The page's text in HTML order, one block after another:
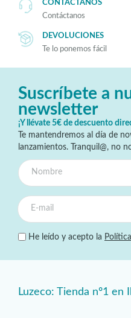
CONTÁCTANOS
Contáctanos
DEVOLUCIONES
Te lo ponemos fácil
Suscríbete a
newsletter
¡Y llévate 5€ de descuento
Te mantendremos al día de
lanzamientos. Tranquil@, no
He leído y acepto la
Luzeco: Tienda nº1 en